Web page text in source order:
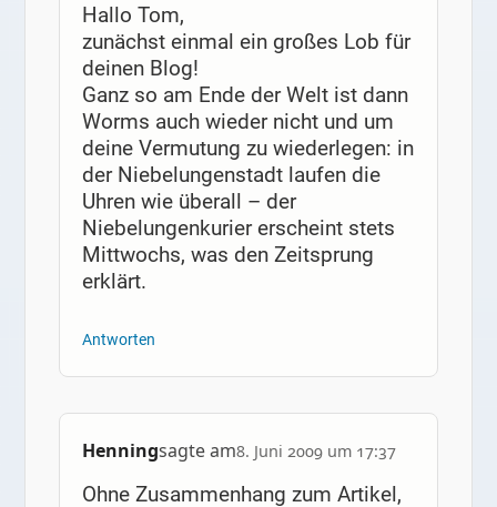
Hallo Tom,
zunächst einmal ein großes Lob für
deinen Blog!
Ganz so am Ende der Welt ist dann
Worms auch wieder nicht und um
deine Vermutung zu wiederlegen: in
der Niebelungenstadt laufen die
Uhren wie überall – der
Niebelungenkurier erscheint stets
Mittwochs, was den Zeitsprung
erklärt.
Antworten
Henningsagte am8. Juni 2009 um 17:37
Ohne Zusammenhang zum Artikel,